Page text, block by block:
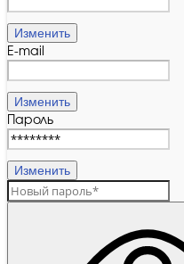
Изменить
E-mail
Изменить
Пароль
Изменить